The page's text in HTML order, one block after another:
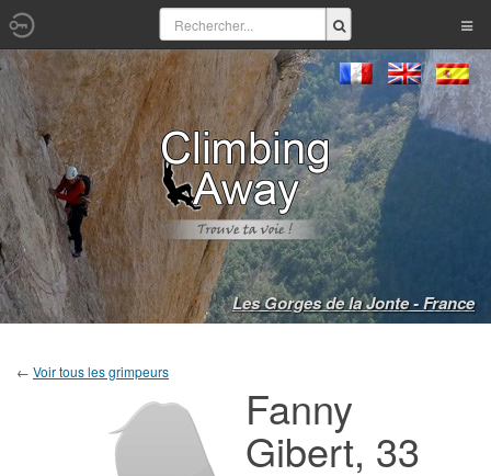
Les Gorges de la Jonte - France
← Voir tous les grimpeurs
Fanny
Gibert, 33